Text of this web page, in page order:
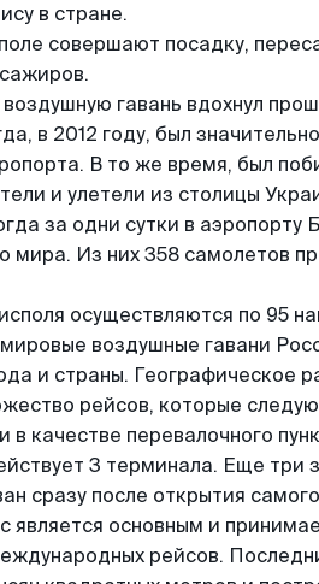
в стране.
совершают посадку,
гавань вдохнул
в 2012 году, был
В то же время, был
и улетели из столицы
за одни сутки в
мира. Из них 358 самолетов
осуществляются по 95
воздушные гавани
и страны. Географическое
рейсов, которые
в качестве перевалочного
3 терминала. Еще три
сразу после открытия
является основным и
рейсов.